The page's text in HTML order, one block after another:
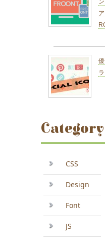
Category
CSS
Design
Font
JS